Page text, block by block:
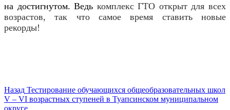
на достигнутом. Ведь комплекс ГТО открыт для всех
возрастов, так что самое время ставить новые
рекорды!
Навигация
по
Назад Предыдущая
запись:
Тестирование обучающихся общеобразовательных школ
V – VI возрастных ступеней в Туапсинском муниципальном
округе